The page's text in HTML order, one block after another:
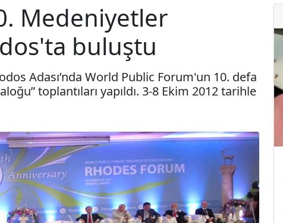
Medeniyetler
buluştu
Adası’nda World Public Forum'un 10. defa
toplantıları yapıldı. 3-8 Ekim 2012 tarihle